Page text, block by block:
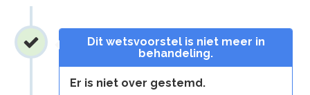
Dit wetsvoorstel is niet meer in
behandeling.
Er is niet over gestemd.